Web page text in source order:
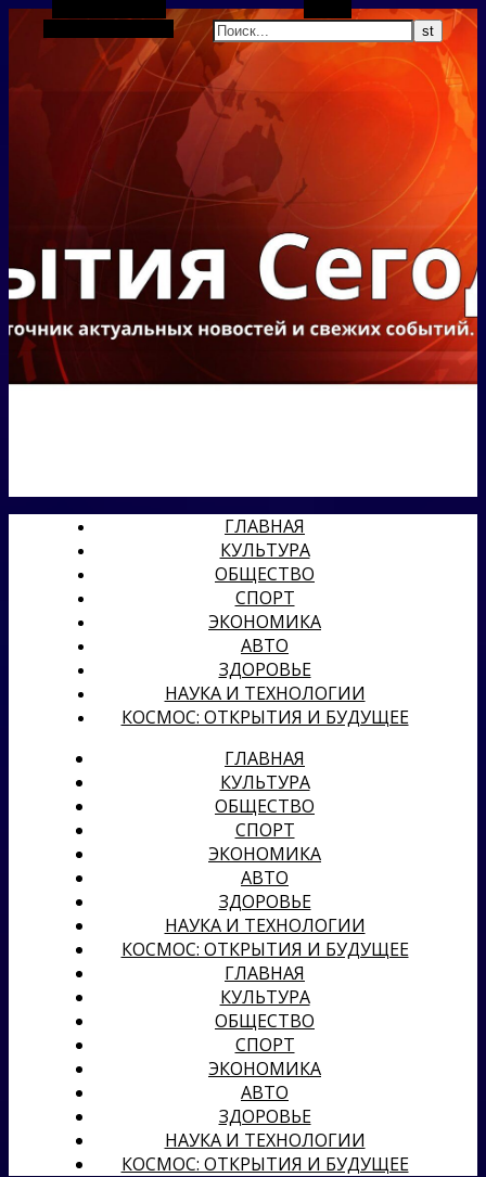
Боковая панель
ГЛАВНАЯ
КУЛЬТУРА
ОБЩЕСТВО
СПОРТ
ЭКОНОМИКА
АВТО
ЗДОРОВЬЕ
НАУКА И ТЕХНОЛОГИИ
КОСМОС: ОТКРЫТИЯ И БУДУЩЕЕ
ГЛАВНАЯ
КУЛЬТУРА
ОБЩЕСТВО
СПОРТ
ЭКОНОМИКА
АВТО
ЗДОРОВЬЕ
НАУКА И ТЕХНОЛОГИИ
КОСМОС: ОТКРЫТИЯ И БУДУЩЕЕ
ГЛАВНАЯ
КУЛЬТУРА
ОБЩЕСТВО
СПОРТ
ЭКОНОМИКА
АВТО
ЗДОРОВЬЕ
НАУКА И ТЕХНОЛОГИИ
КОСМОС: ОТКРЫТИЯ И БУДУЩЕЕ